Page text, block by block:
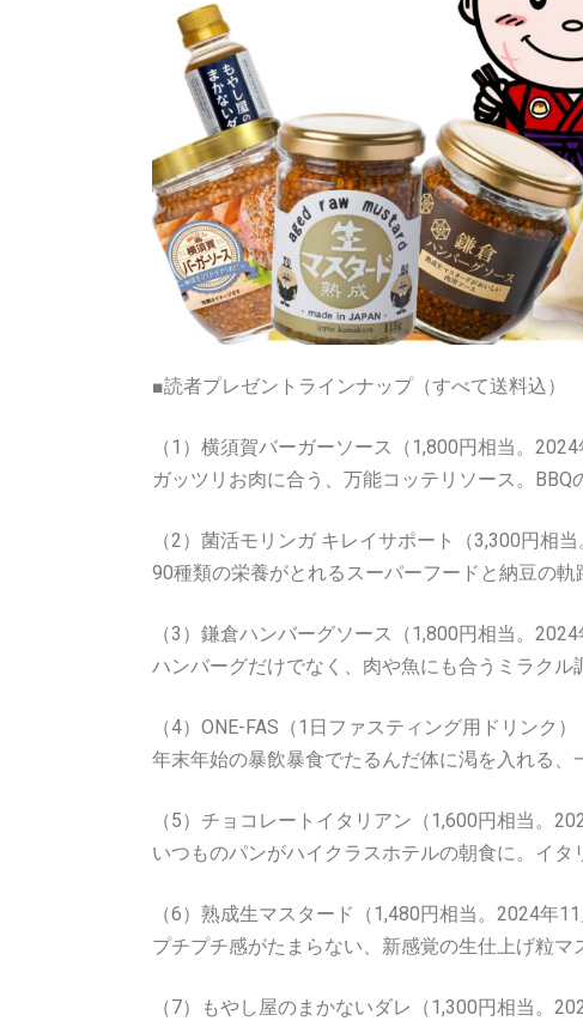
■読者プレゼントラインナップ（すべて送料込）
（1）横須賀バーガーソース（1,800円相当。2024
ガッツリお肉に合う、万能コッテリソース。BBQ
（2）菌活モリンガ キレイサポート（3,300円相当
90種類の栄養がとれるスーパーフードと納豆の軌
（3）鎌倉ハンバーグソース（1,800円相当。2024
ハンバーグだけでなく、肉や魚にも合うミラクル
（4）ONE-FAS（1日ファスティング用ドリンク
年末年始の暴飲暴食でたるんだ体に渇を入れる、
（5）チョコレートイタリアン（1,600円相当。
いつものパンがハイクラスホテルの朝食に。イタ
（6）熟成生マスタード（1,480円相当。2024年11
プチプチ感がたまらない、新感覚の生仕上げ粒マ
（7）もやし屋のまかないダレ（1,300円相当。